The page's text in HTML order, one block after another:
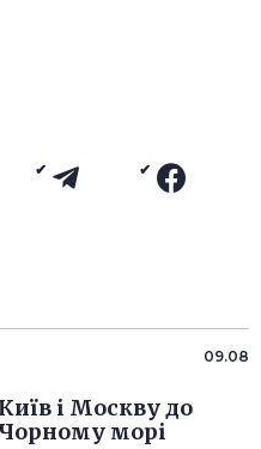
09.08
і Москву до
морі